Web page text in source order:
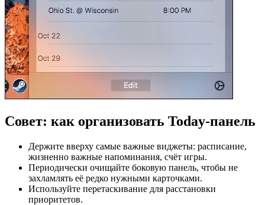
Совет: как организовать Today-панель
Держите вверху самые важные виджеты: расписание,
жизненно важные напоминания, счёт игры.
Периодически очищайте боковую панель, чтобы не
захламлять её редко нужными карточками.
Используйте перетаскивание для расстановки
приоритетов.